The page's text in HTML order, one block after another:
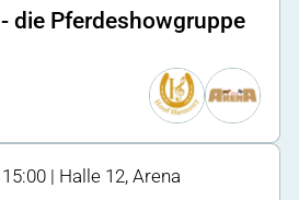
die Pferdeshowgruppe
| Halle 12, Arena